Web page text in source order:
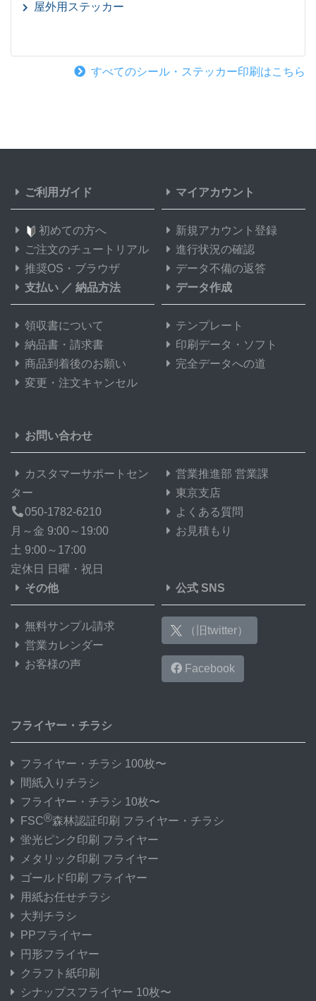
屋外用ステッカー
すべてのシール・ステッカー印刷はこちら
ご利用ガイド
初めての方へ
ご注文のチュートリアル
推奨OS・ブラウザ
マイアカウント
新規アカウント登録
進行状況の確認
データ不備の返答
支払い ／ 納品方法
領収書について
納品書・請求書
商品到着後のお願い
変更・注文キャンセル
データ作成
テンプレート
印刷データ・ソフト
完全データへの道
お問い合わせ
カスタマーサポートセン
ター
050-1782-6210
月～金 9:00～19:00
土 9:00～17:00
定休日 日曜・祝日
営業推進部 営業課
東京支店
よくある質問
お見積もり
その他
無料サンプル請求
営業カレンダー
お客様の声
公式 SNS
（旧twitter）
Facebook
フライヤー・チラシ
フライヤー・チラシ 100枚〜
間紙入りチラシ
フライヤー・チラシ 10枚〜
FSC®森林認証印刷 フライヤー・チラシ
蛍光ピンク印刷 フライヤー
メタリック印刷 フライヤー
ゴールド印刷 フライヤー
用紙お任せチラシ
大判チラシ
PPフライヤー
円形フライヤー
クラフト紙印刷
シナップスフライヤー 10枚〜